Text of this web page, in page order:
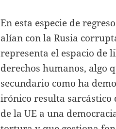
En esta especie de
alían con la Rusia
representa el espacio de
derechos humanos, algo
secundario como ha
irónico resulta sarcástico
de la UE a una